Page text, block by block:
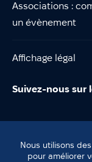
Associations :
un évènement
Affichage légal
Suivez-nous sur
Nous utilisons
pour améliorer